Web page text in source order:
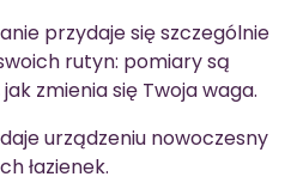
przydaje się szczególnie
rutyn: pomiary są
zmienia się Twoja waga.
urządzeniu nowoczesny
łazienek.